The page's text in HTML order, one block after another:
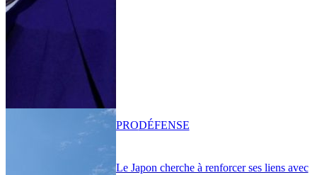
Le Japon cherche à renforcer ses liens avec
PRODÉFENSE